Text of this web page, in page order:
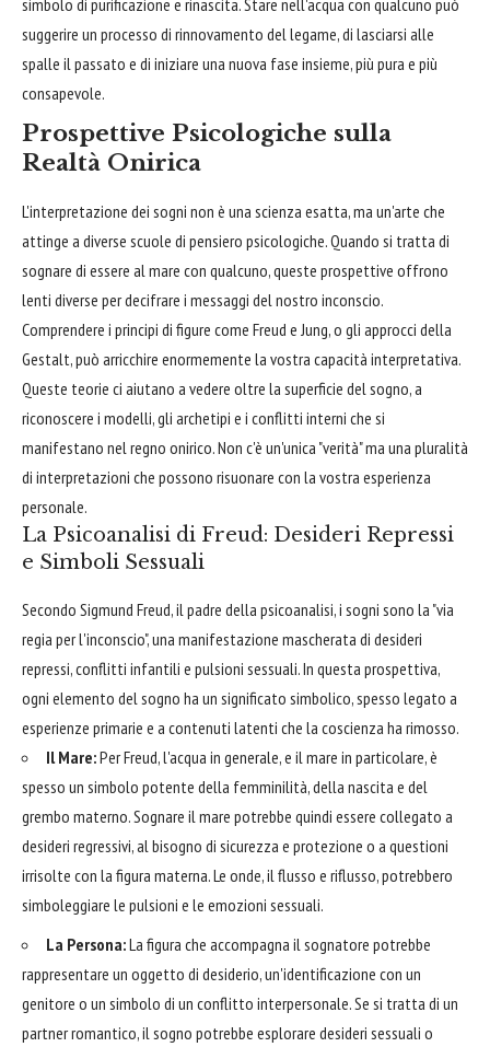
simbolo di purificazione e rinascita. Stare nell'acqua con qualcuno può
suggerire un processo di rinnovamento del legame, di lasciarsi alle
spalle il passato e di iniziare una nuova fase insieme, più pura e più
consapevole.
Prospettive Psicologiche sulla
Realtà Onirica
L'interpretazione dei sogni non è una scienza esatta, ma un'arte che
attinge a diverse scuole di pensiero psicologiche. Quando si tratta di
sognare di essere al mare con qualcuno, queste prospettive offrono
lenti diverse per decifrare i messaggi del nostro inconscio.
Comprendere i principi di figure come Freud e Jung, o gli approcci della
Gestalt, può arricchire enormemente la vostra capacità interpretativa.
Queste teorie ci aiutano a vedere oltre la superficie del sogno, a
riconoscere i modelli, gli archetipi e i conflitti interni che si
manifestano nel regno onirico. Non c'è un'unica "verità" ma una pluralità
di interpretazioni che possono risuonare con la vostra esperienza
personale.
La Psicoanalisi di Freud: Desideri Repressi
e Simboli Sessuali
Secondo Sigmund Freud, il padre della psicoanalisi, i sogni sono la "via
regia per l'inconscio", una manifestazione mascherata di desideri
repressi, conflitti infantili e pulsioni sessuali. In questa prospettiva,
ogni elemento del sogno ha un significato simbolico, spesso legato a
esperienze primarie e a contenuti latenti che la coscienza ha rimosso.
Il Mare:Per Freud, l'acqua in generale, e il mare in particolare, è
spesso un simbolo potente della femminilità, della nascita e del
grembo materno. Sognare il mare potrebbe quindi essere collegato a
desideri regressivi, al bisogno di sicurezza e protezione o a questioni
irrisolte con la figura materna. Le onde, il flusso e riflusso, potrebbero
simboleggiare le pulsioni e le emozioni sessuali.
La Persona:La figura che accompagna il sognatore potrebbe
rappresentare un oggetto di desiderio, un'identificazione con un
genitore o un simbolo di un conflitto interpersonale. Se si tratta di un
partner romantico, il sogno potrebbe esplorare desideri sessuali o